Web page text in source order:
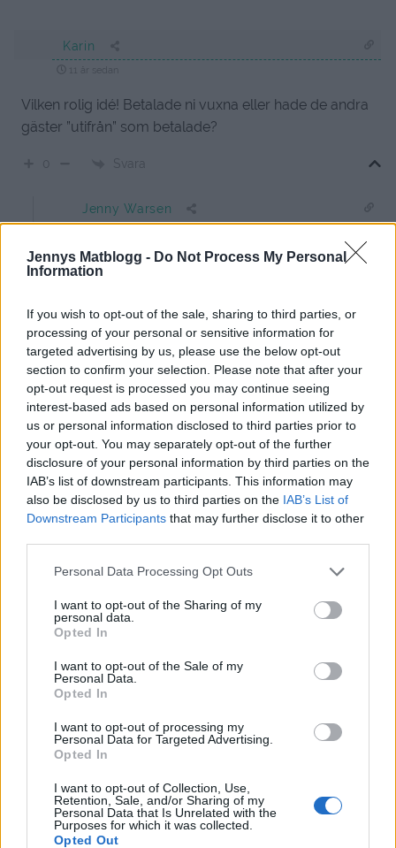
Jennys Matblogg - Do Not Process My Personal
Information
If you wish to opt-out of the sale, sharing to third parties, or
processing of your personal or sensitive information for
targeted advertising by us, please use the below opt-out
section to confirm your selection. Please note that after your
opt-out request is processed you may continue seeing
interest-based ads based on personal information utilized by
us or personal information disclosed to third parties prior to
your opt-out. You may separately opt-out of the further
disclosure of your personal information by third parties on the
IAB’s list of downstream participants. This information may
also be disclosed by us to third parties on the IAB’s List of
Downstream Participants that may further disclose it to other
Personal Data Processing Opt Outs
I want to opt-out of the Sharing of my
personal data.
Opted In
I want to opt-out of the Sale of my
Personal Data.
Opted In
I want to opt-out of processing my
Personal Data for Targeted Advertising.
Opted In
I want to opt-out of Collection, Use,
Retention, Sale, and/or Sharing of my
Personal Data that Is Unrelated with the
Purposes for which it was collected.
Opted Out
Karin
11 år sedan
Vilken rolig idé! Betalade ni vuxna eller hade de andra
gäster ”utifrån” som betalade?
Svara
Jenny Warsen
Eleverna bjöd in föräldrar & syskon Och vi betalade för
0 Svara
Emelie
11 år sedan
Sugen på att veta hur det är att leva som
Svenskadopterad eller intresserad av att lära dig nya
coola sminkhacks eller bara få dig ett gott skratt?
Då är du välkommen till min blogg
http://nouw.com/emelieoberg
Angelika
11 år sedan
Hej, vet inte om du får meddelande på ngt vis om man
kommenterat ett gammalt inlägg, jag har iaf
kommenterat på herrgårdskycklingen och undrar om
du testat eller vet om det går att använda turkisk
youghurt istället för créme fraiche..?! 🙂 ursäkta om jag
Svara